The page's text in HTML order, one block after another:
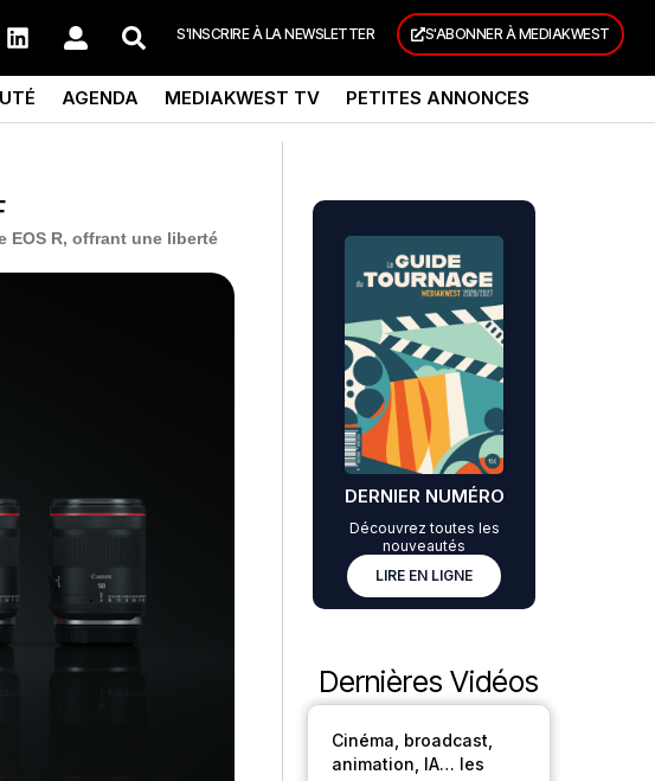
S'INSCRIRE À LA NEWSLETTER S'ABONNER À MEDIAKWEST
AGENDA MEDIAKWEST TV PETITES ANNONCES
EOS R, offrant une liberté
DERNIER NUMÉRO
Découvrez toutes les
nouveautés
LIRE EN LIGNE
Dernières Vidéos
Cinéma, broadcast,
animation, IA… les